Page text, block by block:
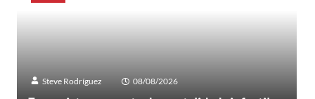
Steve Rodríguez 08/08/2026